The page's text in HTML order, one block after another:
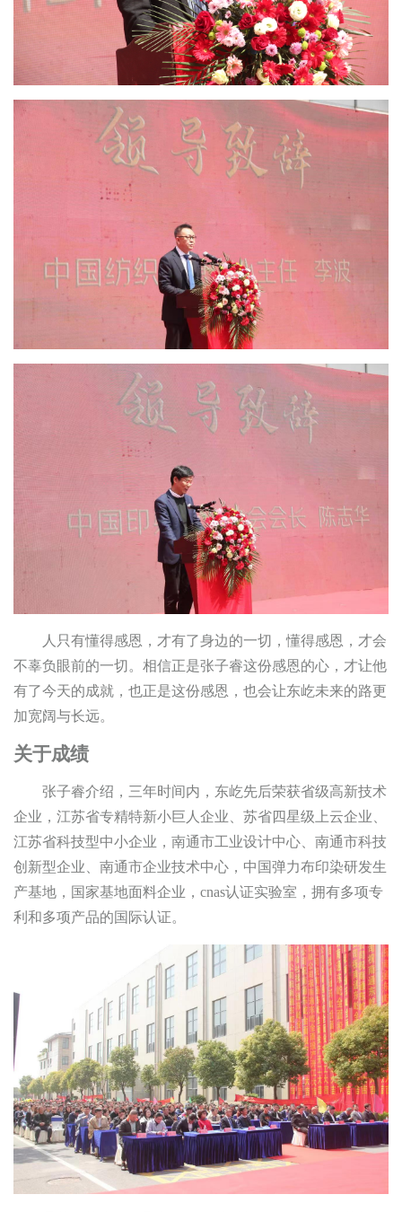
人只有懂得感恩，才有了身边的一切，懂得感恩，才会
不辜负眼前的一切。相信正是张子睿这份感恩的心，才让他
有了今天的成就，也正是这份感恩，也会让东屹未来的路更
加宽阔与长远。
关于成绩
张子睿介绍，三年时间内，东屹先后荣获省级高新技术
企业，江苏省专精特新小巨人企业、苏省四星级上云企业、
江苏省科技型中小企业，南通市工业设计中心、南通市科技
创新型企业、南通市企业技术中心，中国弹力布印染研发生
产基地，国家基地面料企业，cnas认证实验室，拥有多项专
利和多项产品的国际认证。